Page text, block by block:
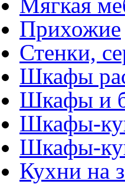
Прихожие
Стенки,
Шкафы
Шкафы и
Шкафы-
Шкафы-
Кухни на